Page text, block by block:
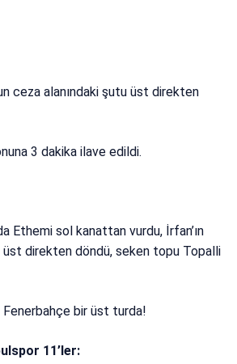
ceza alanındaki şutu üst direkten
3 dakika ilave edildi.
Ethemi sol kanattan vurdu, İrfan’ın
direkten döndü, seken topu Topalli
bir üst turda!
11’ler: